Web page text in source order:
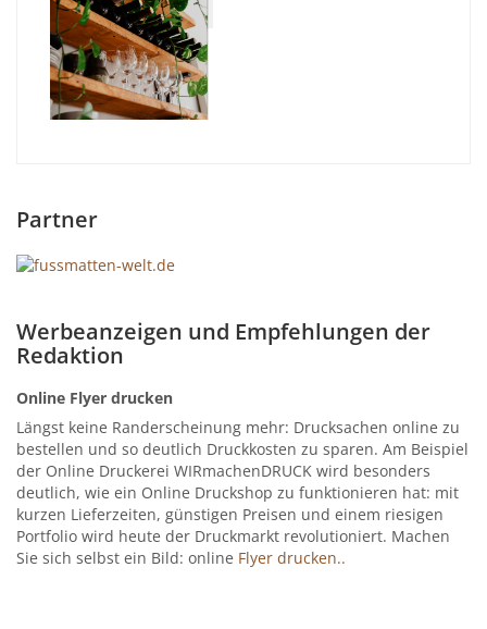
Partner
Werbeanzeigen und Empfehlungen der
Redaktion
Online Flyer drucken
Längst keine Randerscheinung mehr: Drucksachen online zu
bestellen und so deutlich Druckkosten zu sparen. Am Beispiel
der Online Druckerei WIRmachenDRUCK wird besonders
deutlich, wie ein Online Druckshop zu funktionieren hat: mit
kurzen Lieferzeiten, günstigen Preisen und einem riesigen
Portfolio wird heute der Druckmarkt revolutioniert. Machen
Sie sich selbst ein Bild: online Flyer drucken..